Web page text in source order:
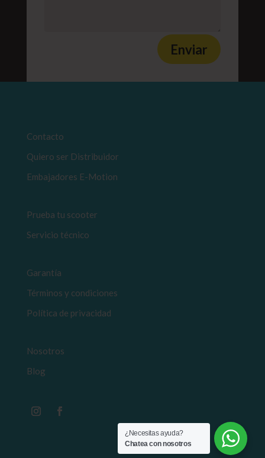
Enviar
Contacto
Quiero ser Distribuidor
Embajadores E-Motion
Prueba tu scooter
Servicio técnico
Garantía
Términos y condiciones
Política de privacidad
Nosotros
Blog
¿Necesitas ayuda?
Chatea con nosotros